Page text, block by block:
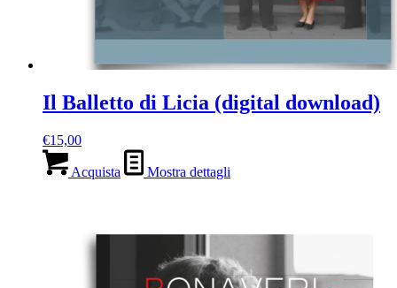
Il Balletto di Licia (digital download)
€15,00
Acquista Mostra dettagli